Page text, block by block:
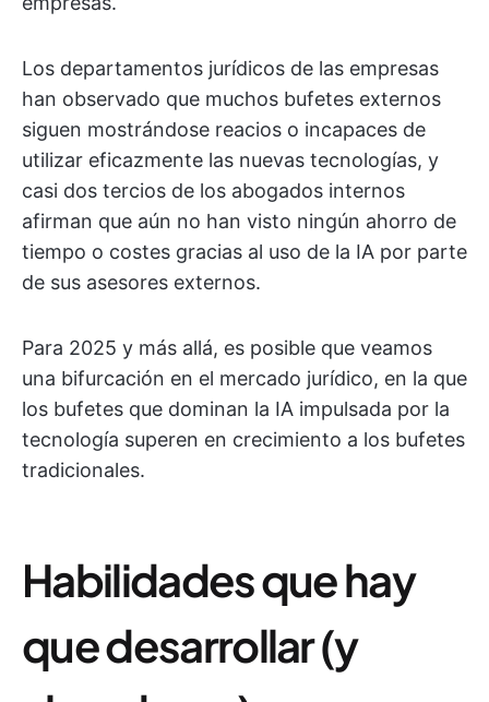
Los departamentos jurídicos de las empresas
han observado que muchos bufetes externos
siguen mostrándose reacios o incapaces de
utilizar eficazmente las nuevas tecnologías, y
casi dos tercios de los abogados internos
afirman que aún no han visto ningún ahorro de
tiempo o costes gracias al uso de la IA por parte
de sus asesores externos.
Para 2025 y más allá, es posible que veamos
una bifurcación en el mercado jurídico, en la que
los bufetes que dominan la IA impulsada por la
tecnología superen en crecimiento a los bufetes
tradicionales.
Habilidades que hay
que desarrollar (y